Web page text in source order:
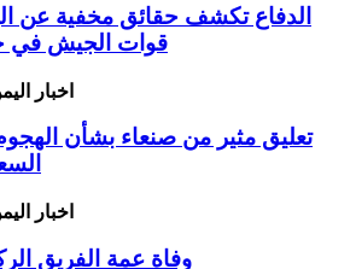
الدفاع تكشف حقائق مخفية عن
قوات الجيش
اخبار
تعليق مثير من صنعاء بشأن
اخبار
وفاة عمة الفريق